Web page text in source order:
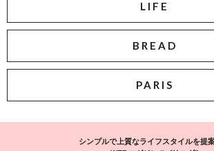
LIFE
BREAD
PARIS
シンプルで上質なライフスタイルを提